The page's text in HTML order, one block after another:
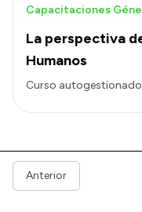
La perspectiva
Humanos
Capacitaciones
Curso autogestionado
Anterior